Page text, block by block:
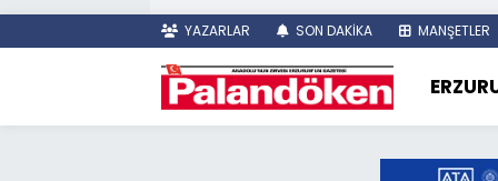
YAZARLAR SON DAKİKA MANŞETLER